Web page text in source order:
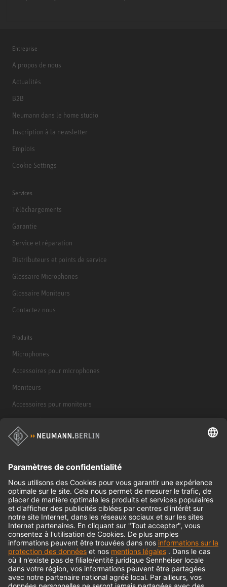
Entreprise
A propos de nous
Actualités
B2B
Neumann dans le home studio
Inscription à la newsletter
Emplois
Cookie Settings
Services
Téléchargements
Garantie
Service et réparation
Distributeurs et points de service
Glossaire Microphones
Glossaire Moniteurs
Contactez nous
Produits
Microphones
Accessoires pour microphones
Moniteurs
Accessoires pour moniteurs
Casques d'écoute
Produits historiques
© 2018 - 2026Georg Neumann GmbH